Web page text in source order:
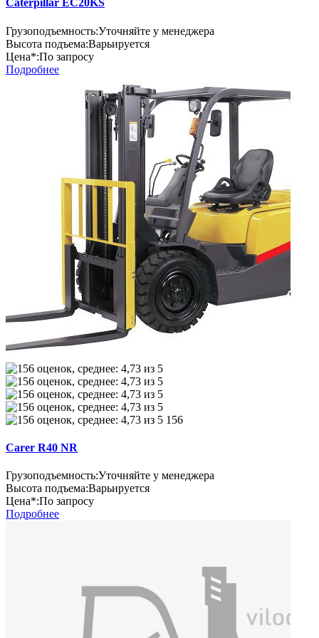
Caterpillar EC20KS
Грузоподъемность:Уточняйте у менеджера
Высота подъема:Варьируется
Цена*:По запросу
Подробнее
156
Carer R40 NR
Грузоподъемность:Уточняйте у менеджера
Высота подъема:Варьируется
Цена*:По запросу
Подробнее